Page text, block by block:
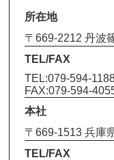
所在地
〒669-2212 丹波
TEL/FAX
TEL:079-594-
FAX:079-594-
本社
〒669-1513 兵庫
TEL/FAX